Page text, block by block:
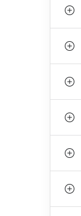
l